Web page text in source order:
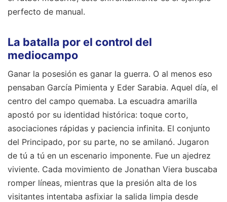
perfecto de manual.
La batalla por el control del
mediocampo
Ganar la posesión es ganar la guerra. O al menos eso
pensaban García Pimienta y Eder Sarabia. Aquel día, el
centro del campo quemaba. La escuadra amarilla
apostó por su identidad histórica: toque corto,
asociaciones rápidas y paciencia infinita. El conjunto
del Principado, por su parte, no se amilanó. Jugaron
de tú a tú en un escenario imponente. Fue un ajedrez
viviente. Cada movimiento de Jonathan Viera buscaba
romper líneas, mientras que la presión alta de los
visitantes intentaba asfixiar la salida limpia desde